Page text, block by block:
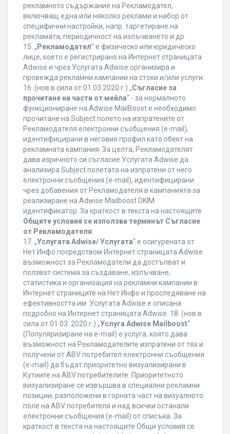
рекламното съдържание на Рекламодател,
включващ една или няколко реклами и набор от
специфични настройки, напр. таргетиране на
рекламата, периодичност на излъчването и др.
15. „ Рекламодател” е физическо или юридическо
лице, което е регистрирано на Интернет страницата
Adwise и чрез Услугата Adwise организира и
провежда рекламни кампании на стоки и/или услуги.
16. (нов в сила от 01.03.2020 г.) „Съгласие за
прочитане на части от мейла“ - за нормалното
функциониране на Adwise MailBoost е необходимо
прочитане на Subject полето на изпратените от
Рекламодателя електронни съобщения (e-mail),
идентифицирани в неговия профил като обект на
рекламната кампания. За целта, Рекламодателят
дава изричното си съгласие Услугата Adwise да
анализира Subject полетата на изпратени от него
електронни съобщения (e-mail), идентифицирани
чрез добавения от Рекламодателя в кампанията за
реализиране на Adwise Mailboost DKIM
идентификатор. За краткост в текста на настоящите
Общите условия се използва терминът Съгласие
от Рекламодателя
17. „Услугата Adwise/ Услугата“ е осигурената от
Нет Инфо посредством Интернет страницата Adwise
възможност за Рекламодатели да достъпват и
ползват система за създаване, излъчване,
статистика и организация на рекламни кампании в
Интернет страниците на Нет Инфо и проследяване на
ефективността им. Услугата Adwise е описана
подробно на Интернет страницата Adwise. 18. (нов в
сила от 01.03..2020 г.) „Услуга Adwise Mailboost“
(Популяризиране на e-mail) е услуга, която дава
възможност на Рекламодателите изпратени от тях и
получени от ABV потребител електронни съобщения
(e-mail) да бъдат приоритетно визуализирани в
Кутиите на ABV потребителите. Приоритетното
визуализиране се извършва в специални рекламни
позиции, разположени в горната част на визуалното
поле на ABV потребителя и над всички останали
електронни съобщения (e-mail) от списъка. За
краткост в текста на настоящите Общи условия се